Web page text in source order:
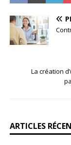
La création
ARTICLES